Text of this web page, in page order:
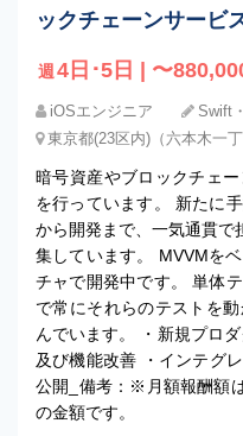
ックチェーンサービ
週 4日･5日 | 〜
iOSエンジニア Swift
東京都(23区内)（六本木一丁
暗号資産やブロックチェ
を行っています。 新たに
から開発まで、一気通貫で
集しています。 MVVMを
チャで開発中です。 単体
で常にそれらのテストを
んでいます。 ・新規プロ
及び機能改善 ・インテグ
公開_備考：※月額報酬額
の金額です。